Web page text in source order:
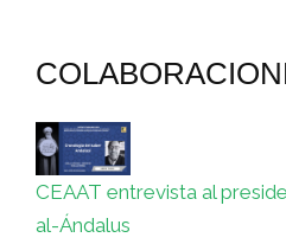
CEAAT entrevista al
al-Ándalus